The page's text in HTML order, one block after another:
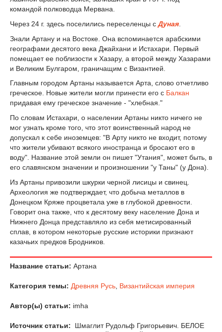
командой полководца Мервана.
Через 24 г. здесь поселились переселенцы сДуная
Знали Артану и на Востоке. Она вспоминается арабскими
географами десятого века Джайхани и Истахари. Первый
помещает ее поблизости к Хазару, а второй между Хазарами
и Великим Булгаром, граничащим с Византией.
Главным городом Артаны называется Арта, слово отчетливо
греческое. Новые жители могли принести его с Балкан
придавая ему греческое значение - "хлебная."
По словам Истахари, о населении Артаны никто ничего не
мог узнать кроме того, что этот воинственный народ не
допускал к себе иноземцев: "В Арту никто не входит, потому
что жители убивают всякого иностранца и бросают его в
воду". Название этой земли он пишет "Утания", может быть, в
его славянском значении и произношении "у Таны" (у Дона).
Из Артаны привозили шкурки черной лисицы и свинец.
Археология же подтверждает, что добыча металлов в
Донецком Кряже процветала уже в глубокой древности.
Говорит она также, что к десятому веку население Дона и
Нижнего Донца представляло из себя метисированный
сплав, в котором некоторые русские историки признают
казачьих предков Бродников.
Название статьи: Артана
Категория темы: Древняя Русь Византийская империя
Автор(ы) статьи: imha
Источник статьи:
Шмаглит Рудольф Григорьевич. БЕЛОЕ